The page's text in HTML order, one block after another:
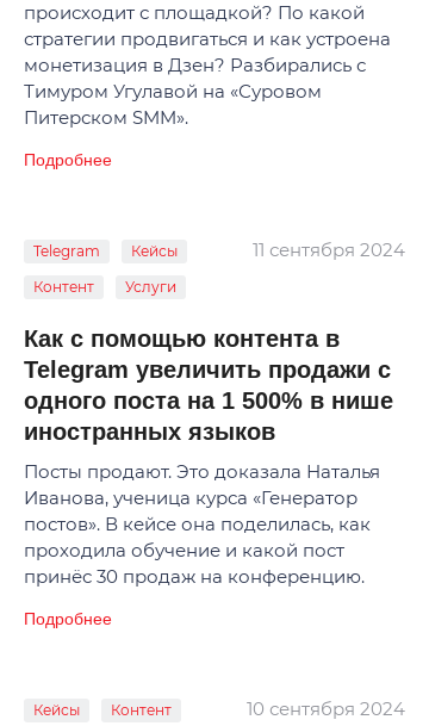
происходит с площадкой? По какой
стратегии продвигаться и как устроена
монетизация в Дзен? Разбирались с
Тимуром Угулавой на «Суровом
Питерском SMM»‎.
Подробнее
11 сентября 2024
Telegram
Кейсы
Контент
Услуги
Как с помощью контента в
Telegram увеличить продажи с
одного поста на 1 500% в нише
иностранных языков
Посты продают. Это доказала Наталья
Иванова, ученица курса «Генератор
постов». В кейсе она поделилась, как
проходила обучение и какой пост
принёс 30 продаж на конференцию.
Подробнее
10 сентября 2024
Кейсы Контент